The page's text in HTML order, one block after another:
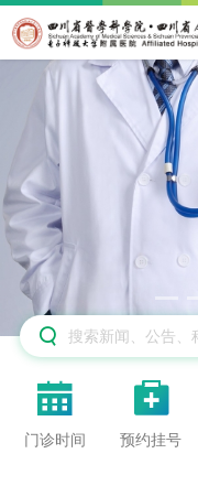


门诊时间

预约挂号